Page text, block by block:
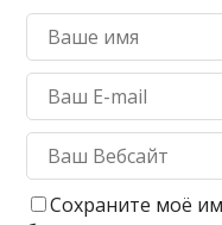
Сохраните моё